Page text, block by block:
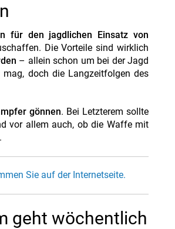
für den jagdlichen Einsatz von
Die Vorteile sind wirklich
– allein schon um bei der Jagd
doch die Langzeitfolgen des
gönnen. Bei Letzterem sollte
vor allem auch, ob die Waffe mit
Sie auf der Internetseite.
geht wöchentlich